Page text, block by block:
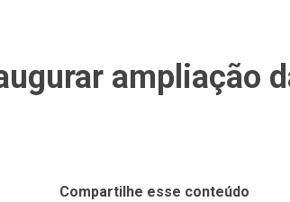
ampliação
Compartilhe esse conteúdo